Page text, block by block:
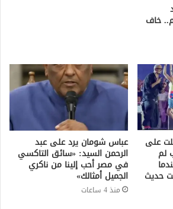
خاف
على
لم
حديث
عباس شومان يرد على عبد
الرحمن السيد: «سائق التاكسي
في مصر أحب إلينا من ناكري
الجميل أمثالك»
منذ 4 ساعات